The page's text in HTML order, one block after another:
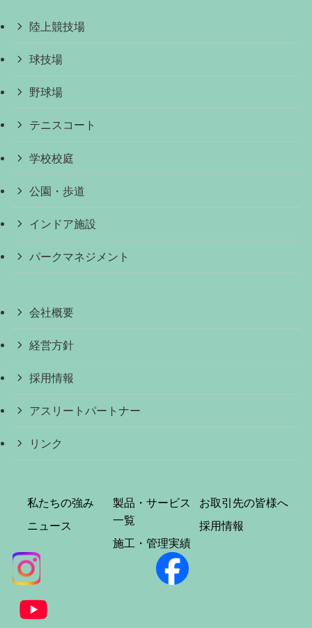
陸上競技場
球技場
野球場
テニスコート
学校校庭
公園・歩道
インドア施設
パークマネジメント
会社概要
経営方針
採用情報
アスリートパートナー
リンク
私たちの強み
ニュース
製品・サービス
一覧
施工・管理実績
お取引先の皆様へ
採用情報